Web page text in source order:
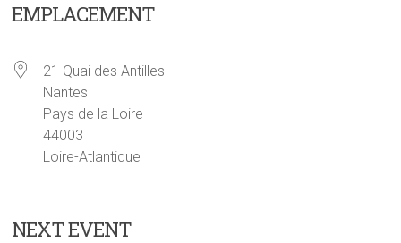
EMPLACEMENT
21 Quai des Antilles
Nantes
Pays de la Loire
44003
Loire-Atlantique
NEXT EVENT